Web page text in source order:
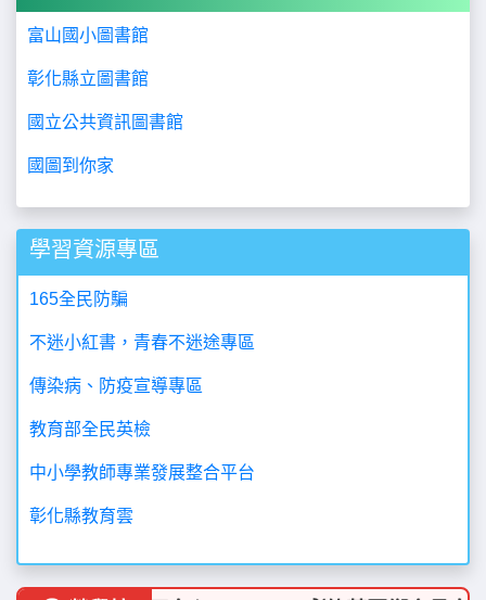
富山國小圖書館
彰化縣立圖書館
國立公共資訊圖書館
國圖到你家
學習資源專區
165全民防騙
不迷小紅書，青春不迷途專區
傳染病、防疫宣導專區
教育部全民英檢
中小學教師專業發展整合平台
彰化縣教育雲